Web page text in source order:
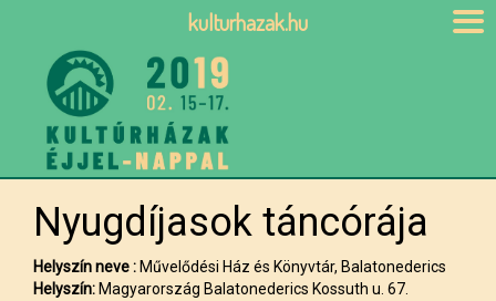
Nyugdíjasok táncórája
Helyszín neve : Művelődési Ház és Könyvtár, Balatonederics
Helyszín: Magyarország Balatonederics Kossuth u. 67.
kulturhazak.hu